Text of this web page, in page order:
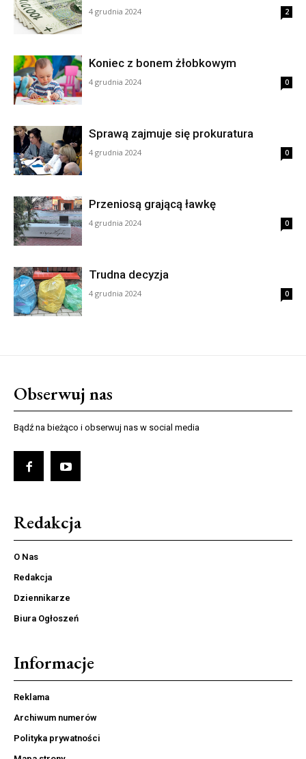
4 grudnia 2024 2
Koniec z bonem żłobkowym
4 grudnia 2024 0
Sprawą zajmuje się prokuratura
4 grudnia 2024 0
Przeniosą grającą ławkę
4 grudnia 2024 0
Trudna decyzja
4 grudnia 2024 0
Obserwuj nas
Bądź na bieżąco i obserwuj nas w social media
Redakcja
O Nas
Redakcja
Dziennikarze
Biura Ogłoszeń
Informacje
Reklama
Archiwum numerów
Polityka prywatności